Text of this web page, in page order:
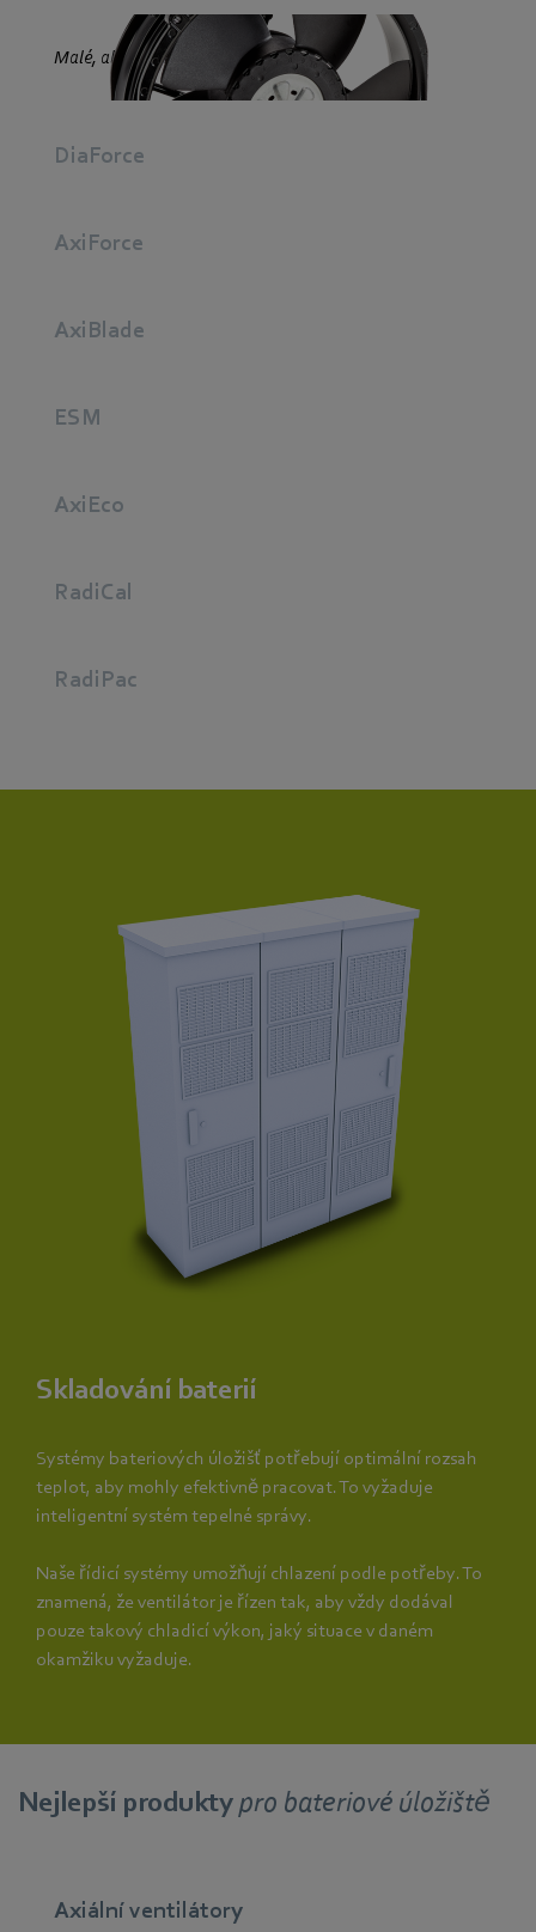
Malé, ale výkonné.
DiaForce
AxiForce
AxiBlade
ESM
AxiEco
RadiCal
RadiPac
Skladování baterií
Systémy bateriových úložišť potřebují optimální rozsah
teplot, aby mohly efektivně pracovat. To vyžaduje
inteligentní systém tepelné správy.
Naše řídicí systémy umožňují chlazení podle potřeby. To
znamená, že ventilátor je řízen tak, aby vždy dodával
pouze takový chladicí výkon, jaký situace v daném
okamžiku vyžaduje.
Nejlepší produktypro bateriové úložiště
Axiální ventilátory